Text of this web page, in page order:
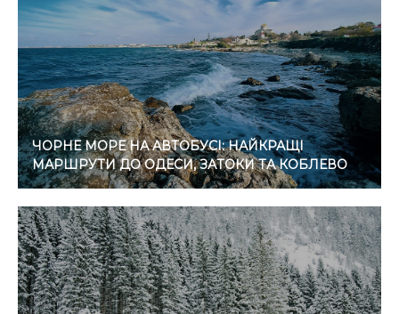
ЧОРНЕ МОРЕ НА АВТОБУСІ: НАЙКРАЩІ
МАРШРУТИ ДО ОДЕСИ, ЗАТОКИ ТА КОБЛЕВО